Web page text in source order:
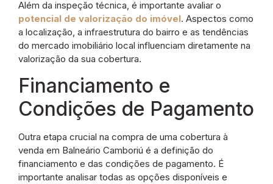
Além da inspeção técnica, é importante avaliar o
potencial de valorização do imóvel. Aspectos como
a localização, a infraestrutura do bairro e as tendências
do mercado imobiliário local influenciam diretamente na
valorização da sua cobertura.
Financiamento e
Condições de Pagamento
Outra etapa crucial na compra de uma cobertura à
venda em Balneário Camboriú é a definição do
financiamento e das condições de pagamento. É
importante analisar todas as opções disponíveis e